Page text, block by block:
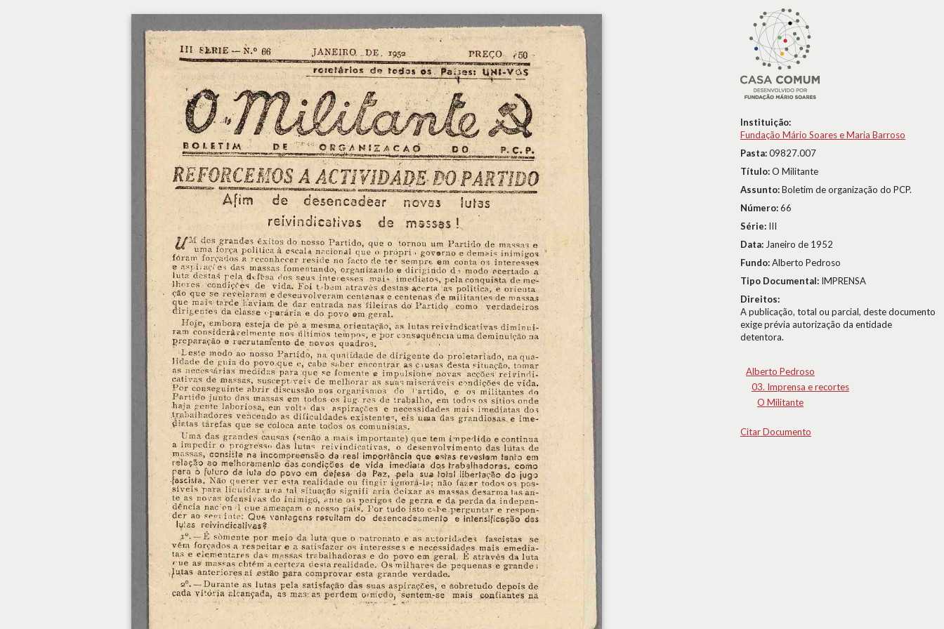
Instituição:
Fundação Mário Soares e Maria Barroso
Pasta:09827.007
Título:O Militante
Assunto:Boletim de organização do PCP.
Número:66
Série: III
Data: Janeiro de 1952
Fundo:Alberto Pedroso
Tipo Documental: IMPRENSA
Direitos:
A publicação, total ou parcial, deste documento
exige prévia autorização da entidade
detentora.
Alberto Pedroso
03. Imprensa e recortes
O Militante
Citar Documento